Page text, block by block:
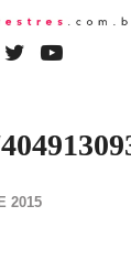
2015